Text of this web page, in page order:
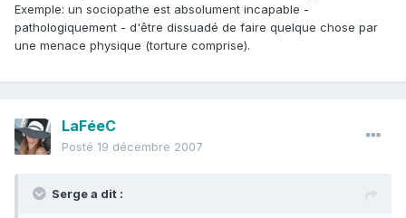
Exemple: un sociopathe est absolument incapable -
pathologiquement - d'être dissuadé de faire quelque chose par
une menace physique (torture comprise).
LaFéeC
Posté 19 décembre 2007
Serge a dit :